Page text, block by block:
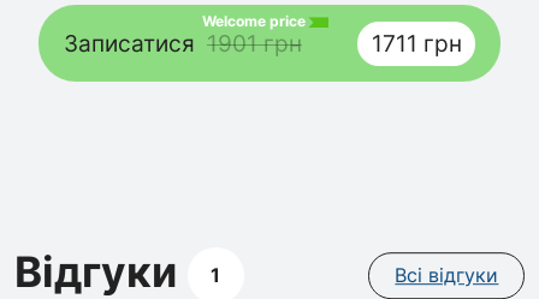
Записатися
Welcome price
1901 грн 1711 грн
Відгуки 1 Всі відгуки